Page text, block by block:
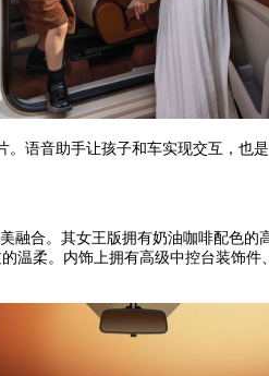
语音助手让孩子和车实现交互，
合。其女王版拥有奶油咖啡配色
温柔。内饰上拥有高级中控台装饰